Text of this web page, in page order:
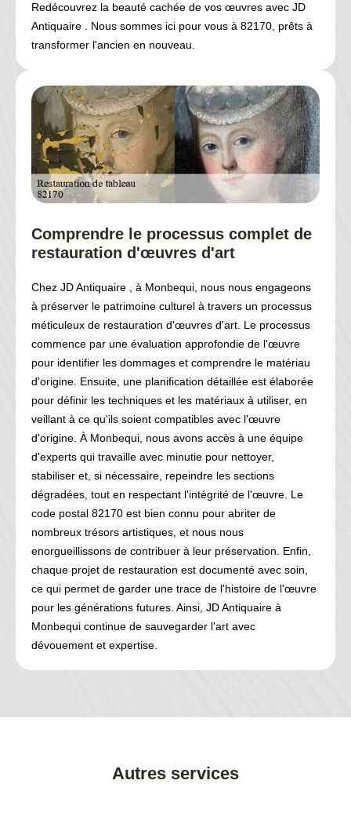
Redécouvrez la beauté cachée de vos œuvres avec JD
Antiquaire . Nous sommes ici pour vous à 82170, prêts à
transformer l'ancien en nouveau.
Comprendre le processus complet de
restauration d'œuvres d'art
Chez JD Antiquaire , à Monbequi, nous nous engageons
à préserver le patrimoine culturel à travers un processus
méticuleux de restauration d'œuvres d'art. Le processus
commence par une évaluation approfondie de l'œuvre
pour identifier les dommages et comprendre le matériau
d'origine. Ensuite, une planification détaillée est élaborée
pour définir les techniques et les matériaux à utiliser, en
veillant à ce qu'ils soient compatibles avec l'œuvre
d'origine. À Monbequi, nous avons accès à une équipe
d'experts qui travaille avec minutie pour nettoyer,
stabiliser et, si nécessaire, repeindre les sections
dégradées, tout en respectant l'intégrité de l'œuvre. Le
code postal 82170 est bien connu pour abriter de
nombreux trésors artistiques, et nous nous
enorgueillissons de contribuer à leur préservation. Enfin,
chaque projet de restauration est documenté avec soin,
ce qui permet de garder une trace de l'histoire de l'œuvre
pour les générations futures. Ainsi, JD Antiquaire à
Monbequi continue de sauvegarder l'art avec
dévouement et expertise.
Autres services